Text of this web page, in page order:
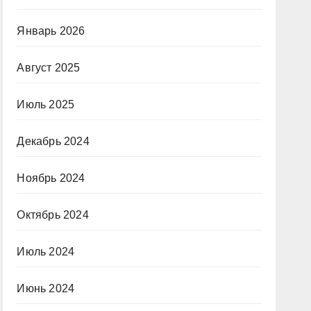
Январь 2026
Август 2025
Июль 2025
Декабрь 2024
Ноябрь 2024
Октябрь 2024
Июль 2024
Июнь 2024